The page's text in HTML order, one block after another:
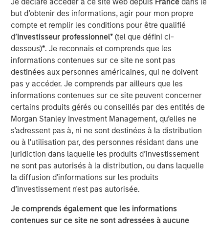
but d’obtenir des informations, agir pour mon propre
compte et remplir les conditions pour être qualifié
d’Investisseur professionnel*(tel que défini ci-
dessous)*. Je reconnais et comprends que les
informations contenues sur ce site ne sont pas
destinées aux personnes américaines, qui ne doivent
pas y accéder. Je comprends par ailleurs que les
informations contenues sur ce site peuvent concerner
certains produits gérés ou conseillés par des entités de
Morgan Stanley Investment Management, qu’elles ne
s'adressent pas à, ni ne sont destinées à la distribution
ou à l'utilisation par, des personnes résidant dans une
juridiction dans laquelle les produits d’investissement
ne sont pas autorisés à la distribution, ou dans laquelle
la diffusion d'informations sur les produits
d’investissement n'est pas autorisée.
Je comprends également que les informations
contenues sur ce site ne sont adressées à aucune
Download "Grand Visions: The New Face
of MENA"
Équipe Actions Marchés Émergents
The Emerging Markets Equity team combines deep
expertise and local presence in global markets with an
integrated top-down and bottom-up investment approach
to invest in core and growth-oriented portfolios across
non-U.S. markets.
Idées liées
TALES FROM THE EMERGING WORLD
From Electric Vehicles to Humanoids: China’s
Next Manufacturing Leap